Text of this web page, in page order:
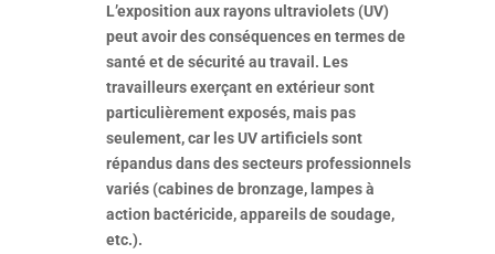
L’exposition aux rayons ultraviolets (UV)
peut avoir des conséquences en termes de
santé et de sécurité au travail. Les
travailleurs exerçant en extérieur sont
particulièrement exposés, mais pas
seulement, car les UV artificiels sont
répandus dans des secteurs professionnels
variés (cabines de bronzage, lampes à
action bactéricide, appareils de soudage,
etc.).